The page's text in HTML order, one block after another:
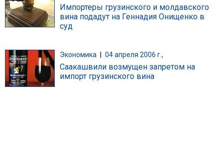
Импортеры грузинского и молдавского
вина подадут на Геннадия Онищенко в
суд
Экономика | 04 апреля 2006 г.,
Саакашвили возмущен запретом на
импорт грузинского вина